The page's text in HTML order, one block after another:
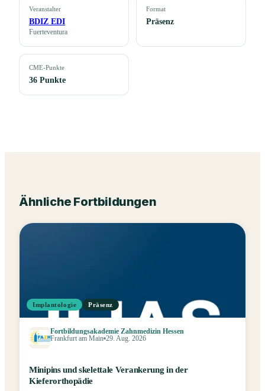
Veranstalter
BDIZ EDI
Fuerteventura
Format
Präsenz
CME-Punkte
36 Punkte
Ähnliche Fortbildungen
Implantologie Präsenz
Fortbildungsakademie Zahnmedizin Hessen
Frankfurt am Main 29. Aug. 2026
Minipins und skelettale Verankerung in der
Kieferorthopädie